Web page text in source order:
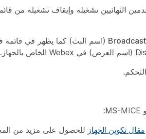
مقال تكوين الجهاز للحصول على مزيد من